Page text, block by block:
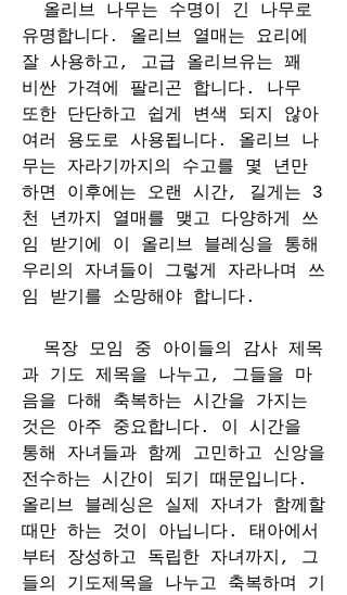
올리브 나무는 수명이 긴 나무로
유명합니다. 올리브 열매는 요리에
잘 사용하고, 고급 올리브유는 꽤
비싼 가격에 팔리곤 합니다. 나무
또한 단단하고 쉽게 변색 되지 않아
여러 용도로 사용됩니다. 올리브 나
무는 자라기까지의 수고를 몇 년만
하면 이후에는 오랜 시간, 길게는 3
천 년까지 열매를 맺고 다양하게 쓰
임 받기에 이 올리브 블레싱을 통해
우리의 자녀들이 그렇게 자라나며 쓰
임 받기를 소망해야 합니다.
목장 모임 중 아이들의 감사 제목
과 기도 제목을 나누고, 그들을 마
음을 다해 축복하는 시간을 가지는
것은 아주 중요합니다. 이 시간을
통해 자녀들과 함께 고민하고 신앙을
전수하는 시간이 되기 때문입니다.
올리브 블레싱은 실제 자녀가 함께할
때만 하는 것이 아닙니다. 태아에서
부터 장성하고 독립한 자녀까지, 그
들의 기도제목을 나누고 축복하며 기